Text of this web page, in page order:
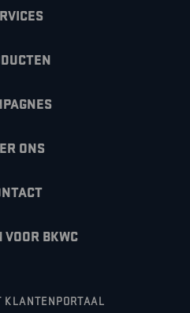
ONS
VOOR BKWC
KLANTENPORTAAL